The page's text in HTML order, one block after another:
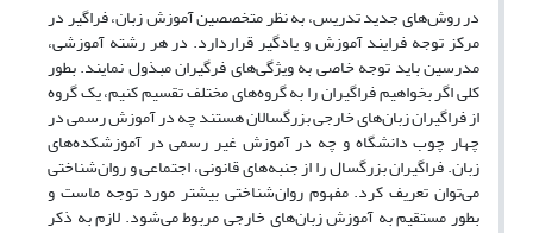
در روش‌های جدید تدریس، به نظر متخصصین آموزش زبان، فراگیر در
مرکز توجه فرایند آموزش و یادگیر قراردارد. در هر رشته آموزشی،
مدرسین باید توجه خاصی به ویژگی‌های فرگیران مبذول نمایند. بطور
کلی اگر بخواهیم فراگیران را به گروه‌های مختلف تقسیم کنیم، یک گروه
از فراگیران زبان‌های خارجی بزرگسالان هستند چه در آموزش رسمی در
چهار چوب دانشگاه و چه در آموزش غیر رسمی در آموزشکده‌های
زبان. فراگیران بزرگسال را از جنبه‌های قانونی، اجتماعی و روان‌شناختی
می‌توان تعریف کرد. مفهوم روان‌شناختی بیشتر مورد توجه ماست و
بطور مستقیم به آموزش زبان‌های خارجی مربوط می‌شود. لازم به ذکر